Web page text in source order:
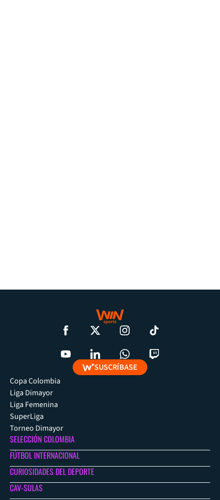
SUSCRÍBASE
Copa Colombia
Liga Dimayor
Liga Femenina
SuperLiga
Torneo Dimayor
SELECCIÓN COLOMBIA
FÚTBOL INTERNACIONAL
CURIOSIDADES DEL DEPORTE
CAV-SULAS